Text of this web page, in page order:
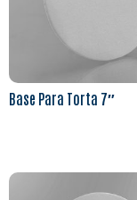
Base Para Torta 7″